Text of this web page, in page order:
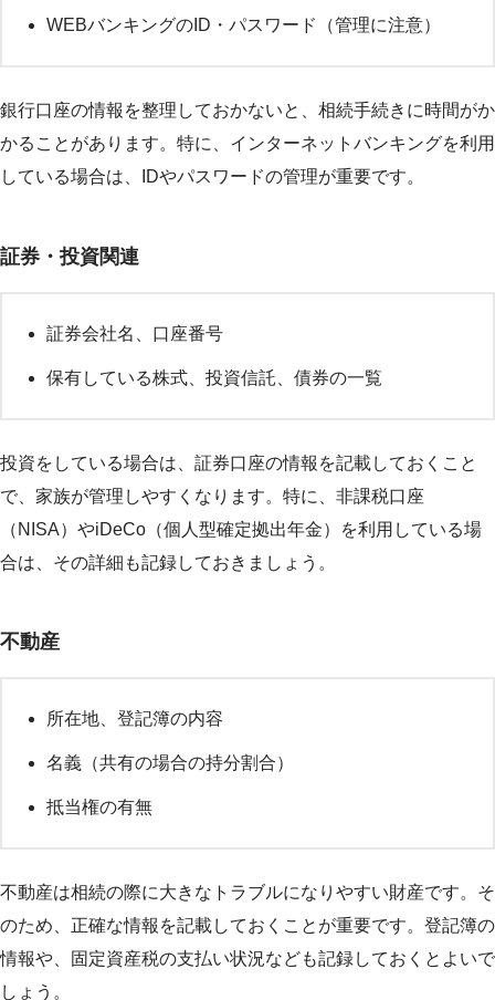
WEBバンキングのID・パスワード（管理に注意）
銀行口座の情報を整理しておかないと、相続手続きに時間がか
かることがあります。特に、インターネットバンキングを利用
している場合は、IDやパスワードの管理が重要です。
証券・投資関連
証券会社名、口座番号
保有している株式、投資信託、債券の一覧
投資をしている場合は、証券口座の情報を記載しておくこと
で、家族が管理しやすくなります。特に、非課税口座
（NISA）やiDeCo（個人型確定拠出年金）を利用している場
合は、その詳細も記録しておきましょう。
不動産
所在地、登記簿の内容
名義（共有の場合の持分割合）
抵当権の有無
不動産は相続の際に大きなトラブルになりやすい財産です。そ
のため、正確な情報を記載しておくことが重要です。登記簿の
情報や、固定資産税の支払い状況なども記録しておくとよいで
しょう。